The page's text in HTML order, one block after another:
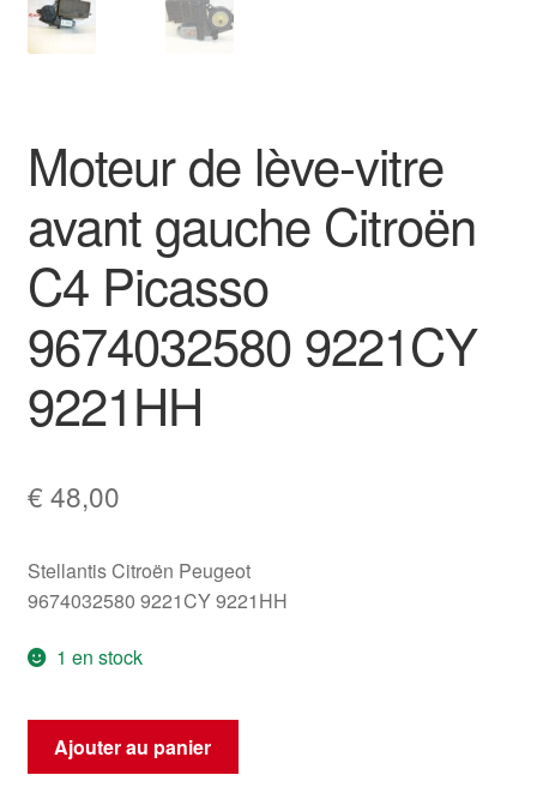
Procédure de Réclamation
Moteur de lève-vitre
avant gauche Citroën
C4 Picasso
9674032580 9221CY
9221HH
€ 48,00
Stellantis Citroën Peugeot
9674032580 9221CY 9221HH
1 en stock
quantité
Ajouter au panier